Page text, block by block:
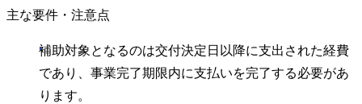
主な要件・注意点
補助対象となるのは交付決定日以降に支出された経費
であり、事業完了期限内に支払いを完了する必要があ
ります。